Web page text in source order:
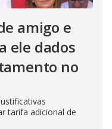
amigo e
ele dados
no
tarifa adicional de